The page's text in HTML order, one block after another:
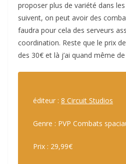
proposer plus de variété dans
suivent, on peut avoir des
faudra pour cela des serveurs
coordination. Reste que le prix
des 30€ et là j’ai quand même
éditeur : 8 Circuit Studios
Genre : PVP Combats
Prix : 29,99€